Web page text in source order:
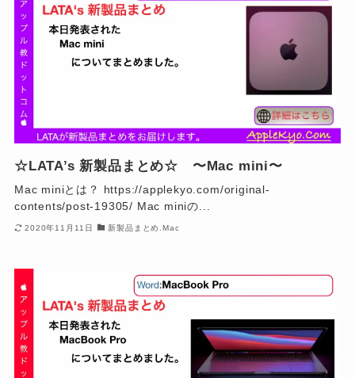
☆LATA’s 新製品まとめ☆ 〜Mac mini〜
Mac miniとは？ https://applekyo.com/original-
contents/post-19305/ Mac miniの...
2020年11月11日 新製品まとめ.Mac